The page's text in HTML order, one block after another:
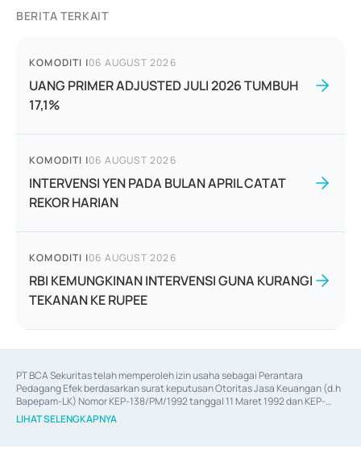
BERITA TERKAIT
KOMODITI |06 AUGUST 2026
UANG PRIMER ADJUSTED JULI 2026 TUMBUH
17,1%
KOMODITI |06 AUGUST 2026
INTERVENSI YEN PADA BULAN APRIL CATAT
REKOR HARIAN
KOMODITI |06 AUGUST 2026
RBI KEMUNGKINAN INTERVENSI GUNA KURANGI
TEKANAN KE RUPEE
PT BCA Sekuritas telah memperoleh izin usaha sebagai Perantara
Pedagang Efek berdasarkan surat keputusan Otoritas Jasa Keuangan (d.h
Bapepam-LK) Nomor KEP-138/PM/1992 tanggal 11 Maret 1992 dan KEP-
06/D.04/2014 tanggal 28 Februari 2014, izin usaha sebagai Penjamin Emisi
Efek berdasarkan surat keputusan Otoritas Jasa Keuangan Nomor KEP-
LIHAT SELENGKAPNYA